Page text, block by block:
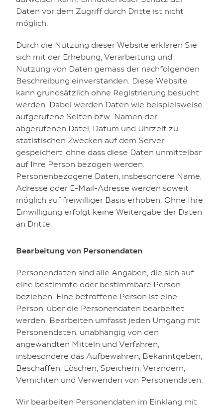
Daten vor dem Zugriff durch Dritte ist nicht
möglich.
Durch die Nutzung dieser Website erklären Sie
sich mit der Erhebung, Verarbeitung und
Nutzung von Daten gemäss der nachfolgenden
Beschreibung einverstanden. Diese Website
kann grundsätzlich ohne Registrierung besucht
werden. Dabei werden Daten wie beispielsweise
aufgerufene Seiten bzw. Namen der
abgerufenen Datei, Datum und Uhrzeit zu
statistischen Zwecken auf dem Server
gespeichert, ohne dass diese Daten unmittelbar
auf Ihre Person bezogen werden.
Personenbezogene Daten, insbesondere Name,
Adresse oder E-Mail-Adresse werden soweit
möglich auf freiwilliger Basis erhoben. Ohne Ihre
Einwilligung erfolgt keine Weitergabe der Daten
an Dritte.
Bearbeitung von Personendaten
Personendaten sind alle Angaben, die sich auf
eine bestimmte oder bestimmbare Person
beziehen. Eine betroffene Person ist eine
Person, über die Personendaten bearbeitet
werden. Bearbeiten umfasst jeden Umgang mit
Personendaten, unabhängig von den
angewandten Mitteln und Verfahren,
insbesondere das Aufbewahren, Bekanntgeben,
Beschaffen, Löschen, Speichern, Verändern,
Vernichten und Verwenden von Personendaten.
Wir bearbeiten Personendaten im Einklang mit